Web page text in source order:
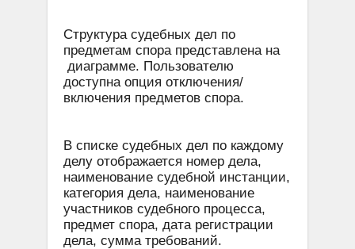
Структура судебных дел по
предметам спора представлена на
диаграмме. Пользователю
доступна опция отключения/
включения предметов спора.
В списке судебных дел по каждому
делу отображается номер дела,
наименование судебной инстанции,
категория дела, наименование
участников судебного процесса,
предмет спора, дата регистрации
дела, сумма требований.